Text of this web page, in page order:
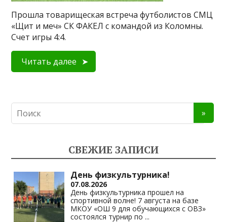
Прошла товарищеская встреча футболистов СМЦ
«Щит и меч» СК ФАКЕЛ с командой из Коломны.
Счет игры 4:4.
Читать далее
СВЕЖИЕ ЗАПИСИ
День физкультурника!
07.08.2026
День физкультурника прошел на
спортивной волне! 7 августа на базе
МКОУ «ОШ 9 для обучающихся с ОВЗ»
состоялся турнир по ...